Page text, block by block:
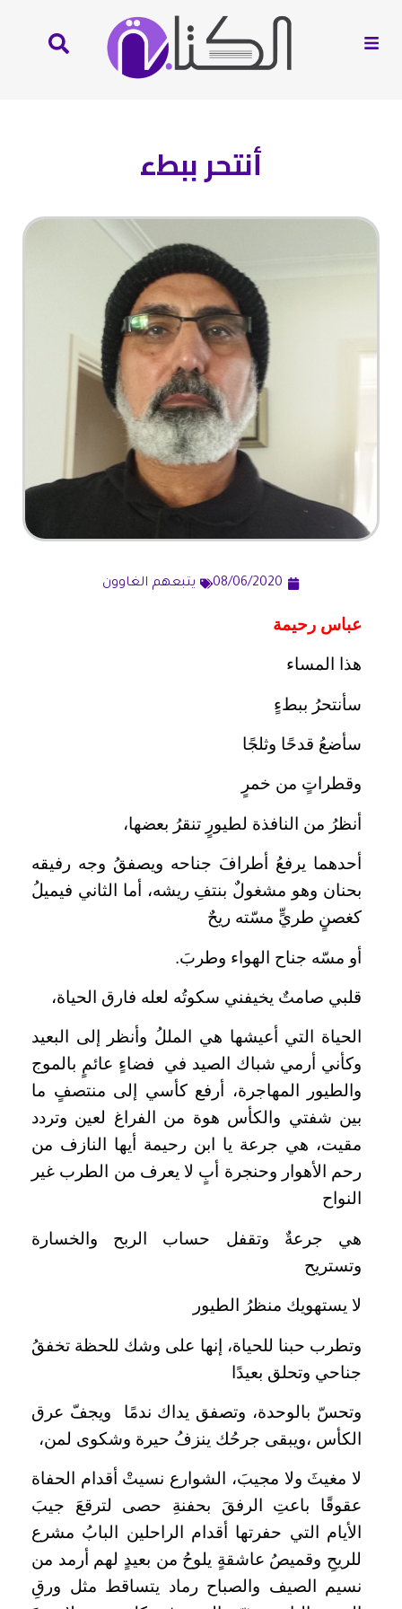
أنتحر ببطء
08/06/2020 يتبعهم الغاوون
عباس رحيمة
هذا المساء
سأنتحرُ ببطءٍ
سأضعُ قدحًا وثلجًا
وقطراتٍ من خمرٍ
أنظرُ من النافذة لطيورٍ تنقرُ بعضها،
أحدهما يرفعُ أطرافَ جناحه ويصفقُ وجه رفيقه
بحنان وهو مشغولٌ بنتفِ ريشه، أما الثاني فيميلُ
كغصنٍ طريٍّ مسّته ريحٌ
أو مسّه جناح الهواء وطربَ.
قلبي صامتٌ يخيفني سكوتُه لعله فارق الحياة،
الحياة التي أعيشها هي المللُ وأنظر إلى البعيد
وكأني أرمي شباك الصيد في فضاءٍ عائمٍ بالموج
والطيور المهاجرة، أرفع كأسي إلى منتصفٍ ما
بين شفتي والكأس هوة من الفراغ لعين وتردد
مقيت، هي جرعة يا ابن رحيمة أيها النازف من
رحم الأهوار وحنجرة أبٍ لا يعرف من الطرب غير
النواح
هي جرعةٌ وتقفل حساب الربح والخسارة
وتستريح
لا يستهويك منظرُ الطيور
وتطرب حبنا للحياة، إنها على وشك للحظة تخفقُ
جناحي وتحلق بعيدًا
وتحسّ بالوحدة، وتصفق يداك ندمًا ويجفّ عرق
الكأس ،ويبقى جرحُك ينزفُ حيرة وشكوى لمن،
لا مغيثَ ولا مجيبَ، الشوارع نسيتْ أقدام الحفاة
عقوقًا باعتِ الرفقَ بحفنةِ حصى لترقعَ جيبَ
الأيام التي حفرتها أقدام الراحلين البابُ مشرع
للريحِ وقميصُ عاشقةٍ يلوحُ من بعيدٍ لهم أرمد من
نسيم الصيف والصباح رماد يتساقط مثل ورقِ